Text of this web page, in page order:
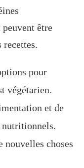
peuvent être
recettes.
pour
végétarien.
et de
nutritionnels.
nouvelles choses